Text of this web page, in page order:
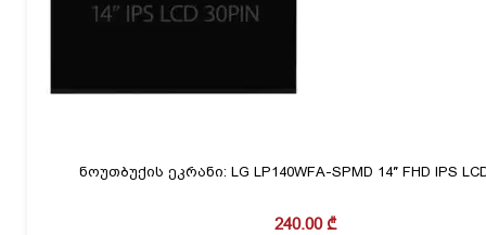
ნოუთბუქის ეკრანი: LG LP140WFA-SPMD 14″ FHD IPS
240.00₾